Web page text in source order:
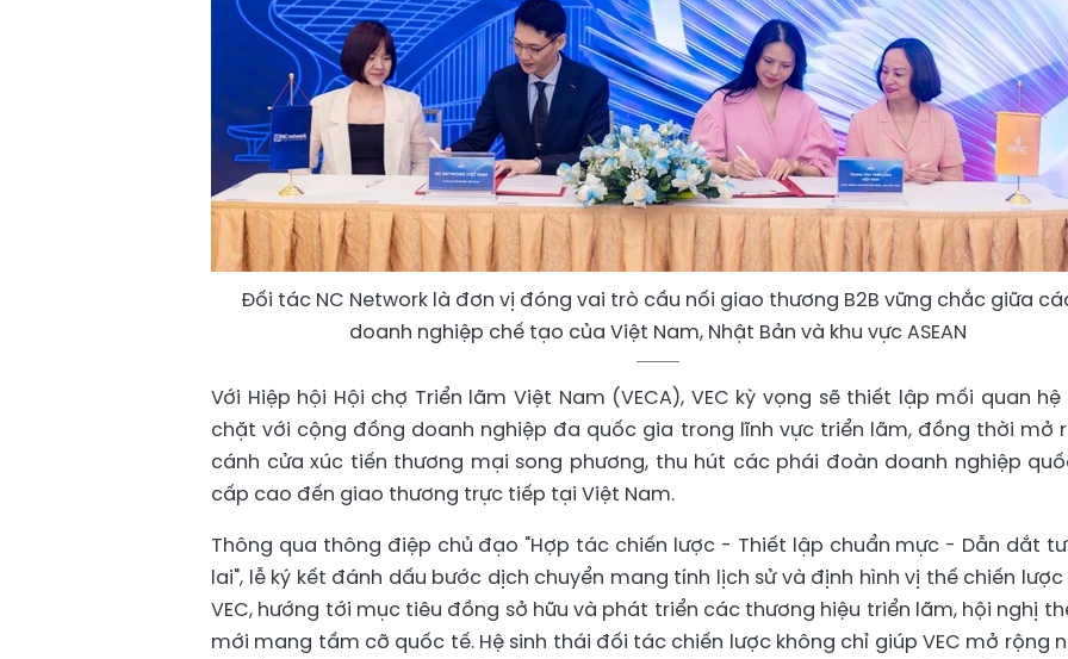
Đối tác NC Network là đơn vị đóng vai trò cầu nối giao thương B2B vững chắc giữa
doanh nghiệp chế tạo của Việt Nam, Nhật Bản và khu vực ASEAN
Với Hiệp hội Hội chợ Triển lãm Việt Nam (VECA), VEC kỳ vọng sẽ thiết lập mối quan hệ
chặt với cộng đồng doanh nghiệp đa quốc gia trong lĩnh vực triển lãm, đồng thời mở
cánh cửa xúc tiến thương mại song phương, thu hút các phái đoàn doanh nghiệp
cấp cao đến giao thương trực tiếp tại Việt Nam.
Thông qua thông điệp chủ đạo "Hợp tác chiến lược - Thiết lập chuẩn mực - Dẫn dắt
lai", lễ ký kết đánh dấu bước dịch chuyển mang tính lịch sử và định hình vị thế chiến
VEC, hướng tới mục tiêu đồng sở hữu và phát triển các thương hiệu triển lãm, hội nghị
mới mang tầm cỡ quốc tế. Hệ sinh thái đối tác chiến lược không chỉ giúp VEC mở rộng